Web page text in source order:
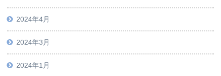
2024年4月
2024年3月
2024年1月